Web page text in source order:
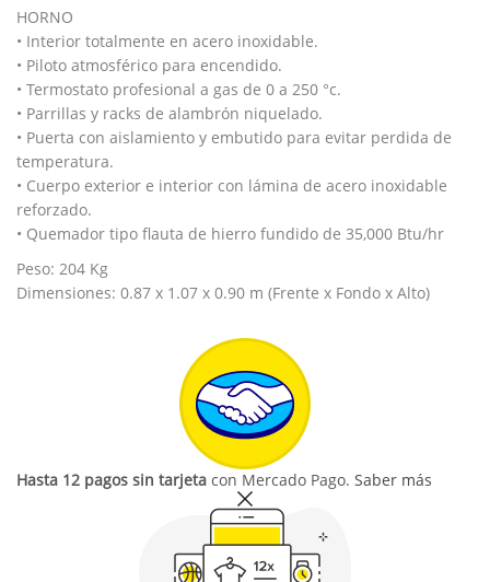
HORNO
• Interior totalmente en acero inoxidable.
• Piloto atmosférico para encendido.
• Termostato profesional a gas de 0 a 250 °c.
• Parrillas y racks de alambrón niquelado.
• Puerta con aislamiento y embutido para evitar perdida de
temperatura.
• Cuerpo exterior e interior con lámina de acero inoxidable
reforzado.
• Quemador tipo flauta de hierro fundido de 35,000 Btu/hr
Peso: 204 Kg
Dimensiones: 0.87 x 1.07 x 0.90 m (Frente x Fondo x Alto)
Hasta 12 pagos sin tarjeta con Mercado Pago. Saber más